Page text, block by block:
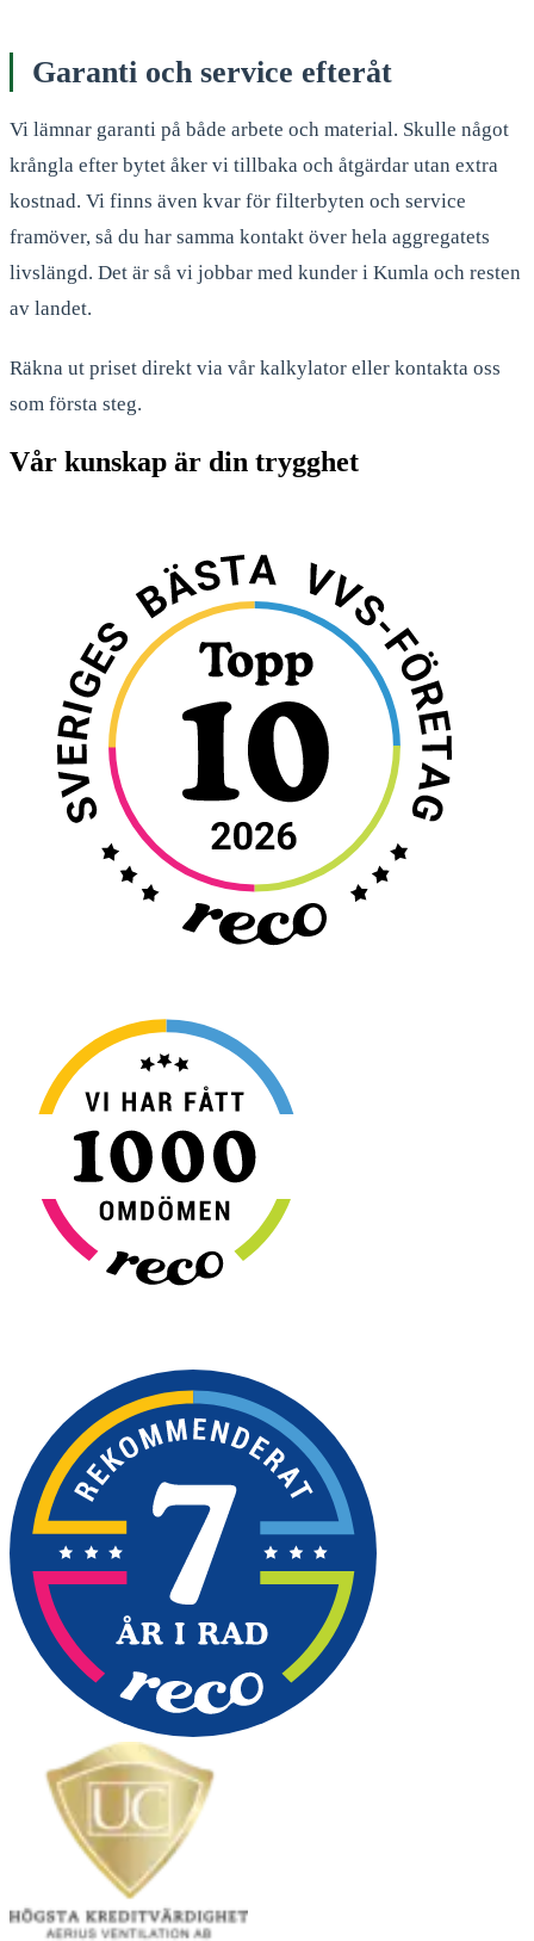
Garanti och service efteråt
Vi lämnar garanti på både arbete och material. Skulle något
krångla efter bytet åker vi tillbaka och åtgärdar utan extra
kostnad. Vi finns även kvar för filterbyten och service
framöver, så du har samma kontakt över hela aggregatets
livslängd. Det är så vi jobbar med kunder i Kumla och resten
av landet.
Räkna ut priset direkt via vår kalkylator eller kontakta oss
som första steg.
Vår kunskap är din trygghet